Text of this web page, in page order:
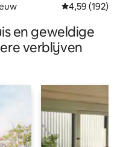
Gemiddelde
4,59 (192)
en geweldige
verblijven